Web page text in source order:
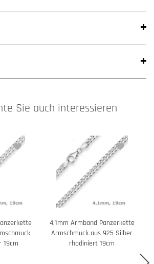
Sie auch interessieren
19cm
4,1mm Armband Panzerkette
Armschmuck aus 925 Silber
rhodiniert 19cm